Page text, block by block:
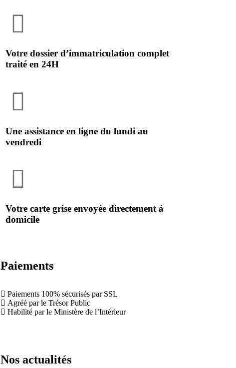
Votre dossier d’immatriculation complet
traité en 24H
Une assistance en ligne du lundi au
vendredi
Votre carte grise envoyée directement à
domicile
Paiements
Paiements 100% sécurisés par SSL
Agréé par le Trésor Public
Habilité par le Ministère de l’Intérieur
Nos actualités